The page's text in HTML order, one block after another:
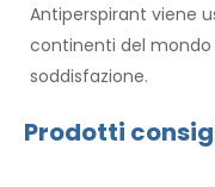
Antiperspirant viene
continenti del
soddisfazione.
Prodotti